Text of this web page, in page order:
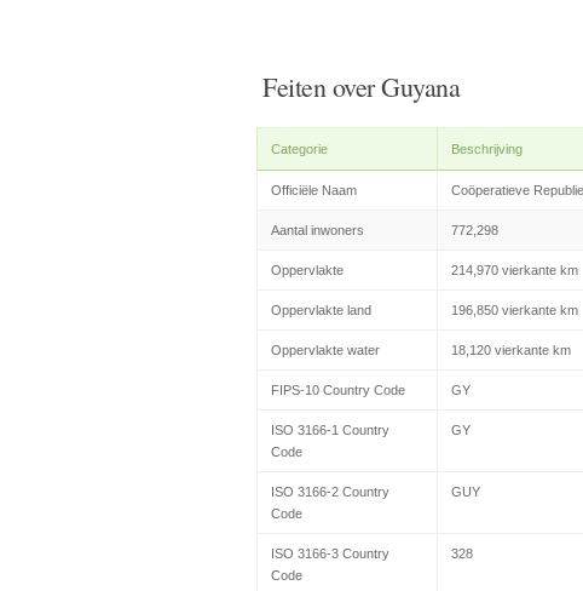
Feiten over Guyana
Categorie Beschrijving
Officiële Naam Coöperatieve
Aantal inwoners 772,298
Oppervlakte 214,970 vierkante km
Oppervlakte land 196,850 vierkante km
Oppervlakte water 18,120 vierkante km
FIPS-10 Country Code GY
ISO 3166-1 Country
Code
GY
ISO 3166-2 Country
Code
GUY
ISO 3166-3 Country
Code
328